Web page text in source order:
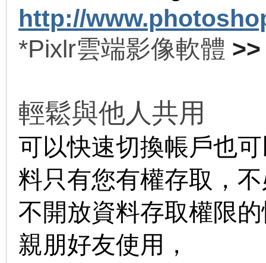
http://
*Pixlr雲端影像軟體
輕鬆與他人共用
可以快速切換帳戶也
料只有您有權存取，
不開放資料存取權限
親朋好友使用，